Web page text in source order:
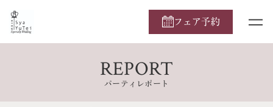
フェア予約
REPORT
パーティレポート